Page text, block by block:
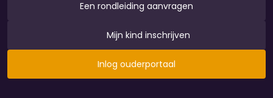
Een rondleiding aanvragen
Mijn kind inschrijven
Inlog ouderportaal